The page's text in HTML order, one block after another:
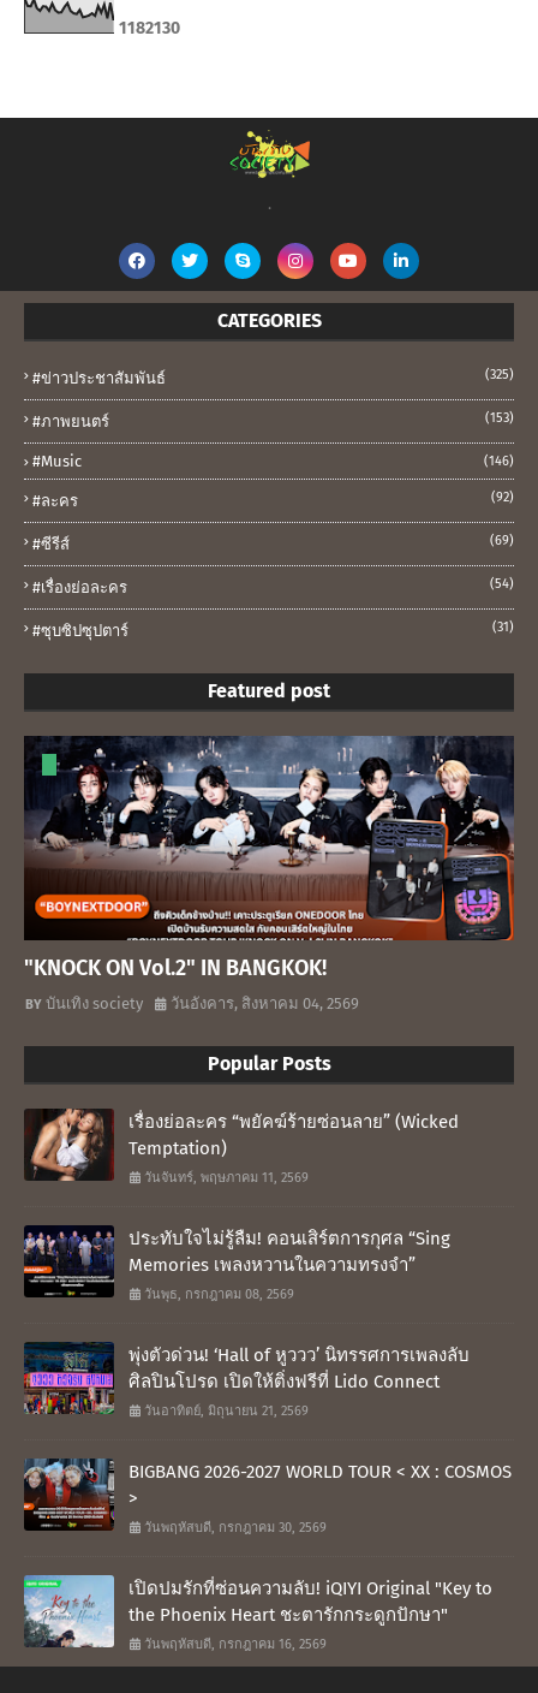
1182130
.
CATEGORIES
#ข่าวประชาสัมพันธ์ (325)
#ภาพยนตร์ (153)
#music (146)
#ละคร (92)
#ซีรีส์ (69)
#เรื่องย่อละคร (54)
#ซุบซิปซุปตาร์ (31)
Featured post
"KNOCK ON Vol.2" IN BANGKOK!
บันเทิง society วันอังคาร, สิงหาคม 04, 2569
Popular Posts
เรื่องย่อละคร “พยัคฆ์ร้ายซ่อนลาย” (Wicked
Temptation)
วันจันทร์, พฤษภาคม 11, 2569
ประทับใจไม่รู้ลืม! คอนเสิร์ตการกุศล “Sing
Memories เพลงหวานในความทรงจำ”
วันพุธ, กรกฎาคม 08, 2569
พุ่งตัวด่วน! ‘Hall of หูววว’ นิทรรศการเพลงลับ
ศิลปินโปรด เปิดให้ติ่งฟรีที่ Lido Connect
วันอาทิตย์, มิถุนายน 21, 2569
BIGBANG 2026-2027 WORLD TOUR < XX : COSMOS
>
วันพฤหัสบดี, กรกฎาคม 30, 2569
เปิดปมรักที่ซ่อนความลับ! iQIYI Original "Key to
the Phoenix Heart ชะตารักกระดูกปักษา"
วันพฤหัสบดี, กรกฎาคม 16, 2569